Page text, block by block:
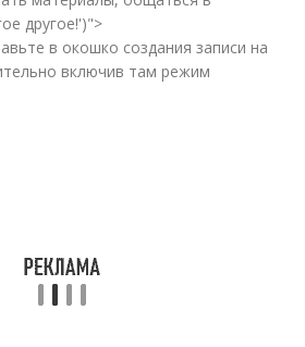
другое!')">
в окошко создания записи на
включив там режим